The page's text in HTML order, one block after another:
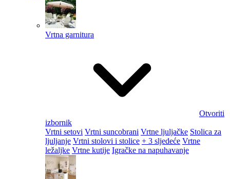
Vrtna garnitura
Otvoriti
izbornik
Vrtni setovi Vrtni suncobrani Vrtne ljuljačke Stolica za
ljuljanje Vrtni stolovi i stolice + 3 sljedeće Vrtne
ležaljke Vrtne kutije Igračke na napuhavanje